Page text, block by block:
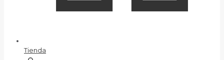
Tienda